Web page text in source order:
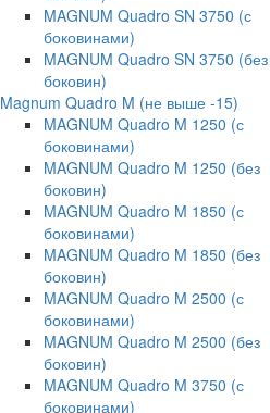
MAGNUM Quadro SN 3750 (с
боковинами)
MAGNUM Quadro SN 3750 (без
боковин)
Magnum Quadro M (не выше -15)
MAGNUM Quadro M 1250 (с
боковинами)
MAGNUM Quadro M 1250 (без
боковин)
MAGNUM Quadro M 1850 (с
боковинами)
MAGNUM Quadro M 1850 (без
боковин)
MAGNUM Quadro M 2500 (с
боковинами)
MAGNUM Quadro M 2500 (без
боковин)
MAGNUM Quadro M 3750 (с
боковинами)